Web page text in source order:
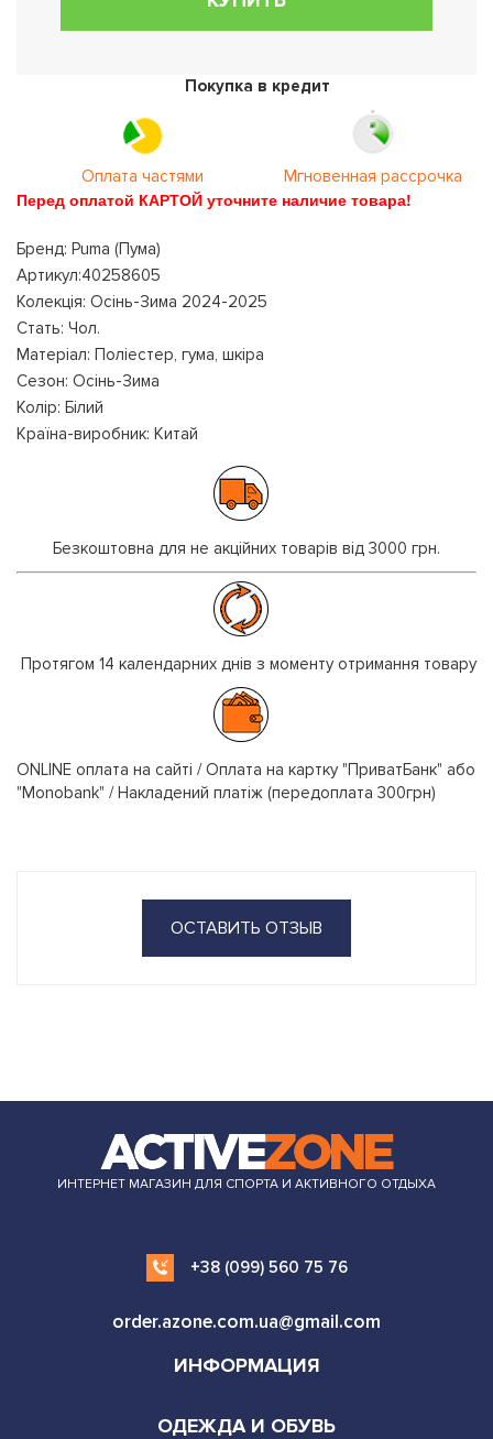
Покупка в кредит
Оплата частями Мгновенная рассрочка
Перед оплатой КАРТОЙ уточните наличие товара!
Бренд: Puma (Пума)
Артикул:40258605
Колекція: Осінь-Зима 2024-2025
Стать: Чол.
Матеріал: Поліестер, гума, шкіра
Сезон: Осінь-Зима
Колір: Білий
Країна-виробник: Китай
Безкоштовна для не акційних товарів від 3000 грн.
Протягом 14 календарних днів з моменту отримання товару
ONLINE оплата на сайті / Оплата на картку "ПриватБанк" або
"Monobank" / Накладений платіж (передоплата 300грн)
ОСТАВИТЬ ОТЗЫВ
ИНТЕРНЕТ МАГАЗИН ДЛЯ СПОРТА И АКТИВНОГО ОТДЫХА
+38 (099) 560 75 76
order.azone.com.ua@gmail.com
ИНФОРМАЦИЯ
ОДЕЖДА И ОБУВЬ